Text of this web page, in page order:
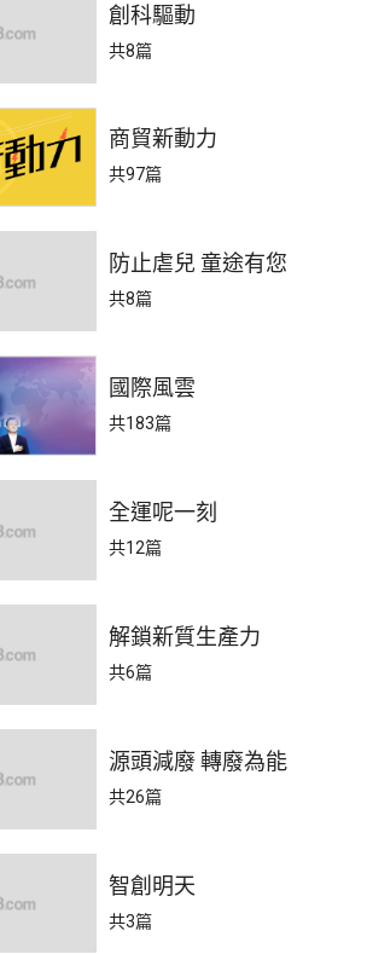
創科驅動
共8篇
商貿新動力
共97篇
防止虐兒 童途有您
共8篇
國際風雲
共183篇
全運呢一刻
共12篇
解鎖新質生產力
共6篇
源頭減廢 轉廢為能
共26篇
智創明天
共3篇